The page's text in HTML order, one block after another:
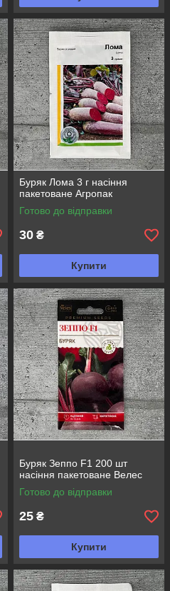
Буряк Лома 3 г насіння
пакетоване Агропак
Готово до відправки
30 ₴
Купити
Буряк Зеппо F1 200 шт
насіння пакетоване Велес
Готово до відправки
25 ₴
Купити